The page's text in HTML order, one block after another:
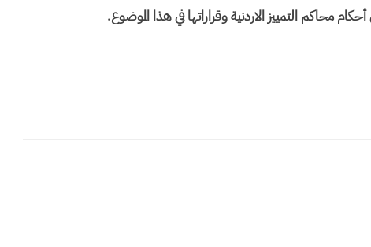
محاكم التمييز الاردنية وقراراتها في هذا الموضوع.